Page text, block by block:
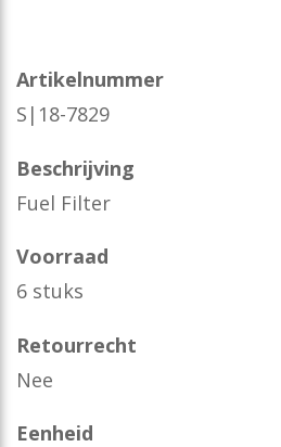
Artikelnummer
S|18-7829
Beschrijving
Fuel Filter
Voorraad
6 stuks
Retourrecht
Nee
Eenheid